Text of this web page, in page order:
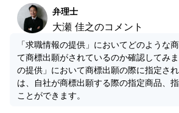
弁理士
大瀬 佳之のコメント
「求職情報の提供」においてどのような
て商標出願がされているのか確認してみ
の提供」において商標出願の際に指定さ
は、自社が商標出願する際の指定商品、
ことができます。